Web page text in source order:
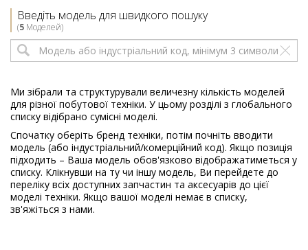
Electrolux
910013210
00
Введіть модель для швидкого пошуку
(5 Моделей)
Ми зібрали та структурували величезну кількість моделей
для різної побутової техніки. У цьому розділі з глобального
списку відібрано сумісні моделі.
Спочатку оберіть бренд техніки, потім почніть вводити
модель (або індустріальний/комерційний код). Якщо позиція
підходить – Ваша модель обов'язково відображатиметься у
списку. Клікнувши на ту чи іншу модель, Ви перейдете до
переліку всіх доступних запчастин та аксесуарів до цієї
моделі техніки. Якщо вашої моделі немає в списку,
зв'яжіться з нами.